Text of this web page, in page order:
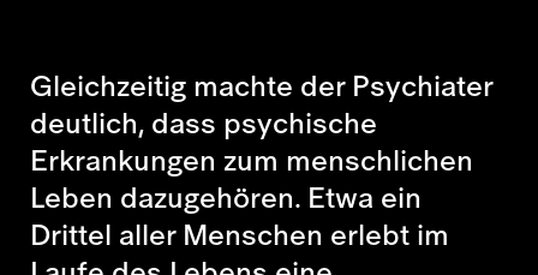
Gleichzeitig machte der Psychiater
deutlich, dass psychische
Erkrankungen zum menschlichen
Leben dazugehören. Etwa ein
Drittel aller Menschen erlebt im